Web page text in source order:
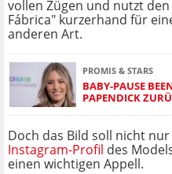
vollen Zügen und nutzt
Fábrica" kurzerhand für
anderen Art.
PROMIS & STARS
BABY-PAUSE
PAPENDICK
Doch das Bild soll nicht
Instagram-Profil des
einen wichtigen Appell.